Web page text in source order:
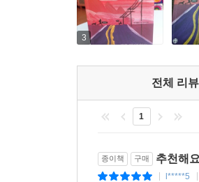
환희는 그 자체로 가치
달리기는 마치 기억이
가치를 느낄 때 찾아오
달리기가 가져다줄 최고
3
전체 리뷰
1
종이책 구매 추천해요
l*****5